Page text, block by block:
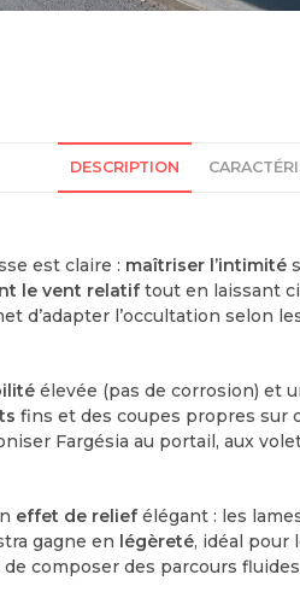
DESCRIPTION
est claire : maîtriser l’intimité
le vent relatiftout en laissant
d’adapter l’occultation selon
élevée (pas de corrosion) et
fins et des coupes propres sur
Fargésia au portail, aux
effet de reliefélégant : les
gagne en légèreté, idéal pour
composer des parcours